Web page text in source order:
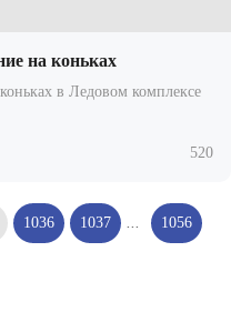
на коньках
в Ледовом комплексе
520
1036 1037 1056